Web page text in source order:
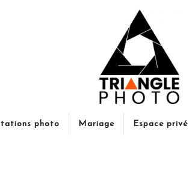
photo Mariage Espace privé